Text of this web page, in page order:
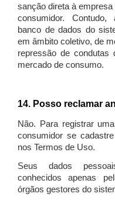
sanção direta à
consumidor.
banco de dados do
em âmbito coletivo, de
repressão de condutas
mercado de consumo.
14. Posso reclamar
Não. Para registrar
consumidor se
nos Termos de Uso.
Seus dados
conhecidos apenas
órgãos gestores do